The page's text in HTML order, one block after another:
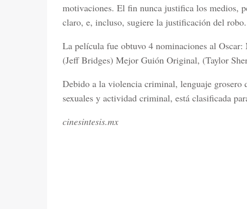
motivaciones. El fin nunca justifica los medios,
claro, e, incluso, sugiere la justificación del robo.
La película fue obtuvo 4 nominaciones al
(Jeff Bridges) Mejor Guión Original, (Taylor
Debido a la violencia criminal, lenguaje grosero
sexuales y actividad criminal, está clasificada
cinesintesis.mx